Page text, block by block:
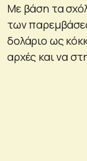
Με βάση τα
των
δολάριο ως
αρχές και να